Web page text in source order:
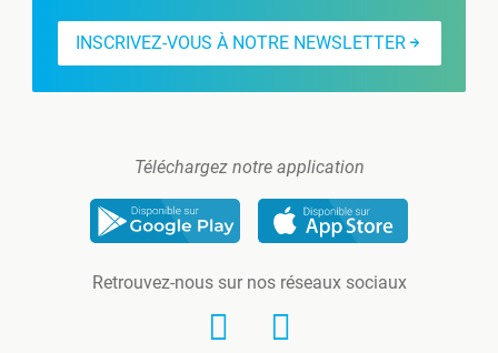
INSCRIVEZ-VOUS À NOTRE NEWSLETTER
Téléchargez notre application
Retrouvez-nous sur nos réseaux sociaux